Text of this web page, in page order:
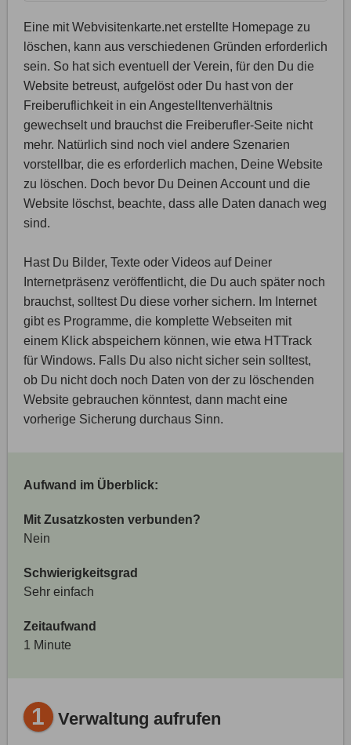
Eine mit Webvisitenkarte.net erstellte Homepage zu
löschen, kann aus verschiedenen Gründen erforderlich
sein. So hat sich eventuell der Verein, für den Du die
Website betreust, aufgelöst oder Du hast von der
Freiberuflichkeit in ein Angestelltenverhältnis
gewechselt und brauchst die Freiberufler-Seite nicht
mehr. Natürlich sind noch viel andere Szenarien
vorstellbar, die es erforderlich machen, Deine Website
zu löschen. Doch bevor Du Deinen Account und die
Website löschst, beachte, dass alle Daten danach weg
sind.
Hast Du Bilder, Texte oder Videos auf Deiner
Internetpräsenz veröffentlicht, die Du auch später noch
brauchst, solltest Du diese vorher sichern. Im Internet
gibt es Programme, die komplette Webseiten mit
einem Klick abspeichern können, wie etwa HTTrack
für Windows. Falls Du also nicht sicher sein solltest,
ob Du nicht doch noch Daten von der zu löschenden
Website gebrauchen könntest, dann macht eine
vorherige Sicherung durchaus Sinn.
Aufwand im Überblick:
Mit Zusatzkosten verbunden?
Nein
Schwierigkeitsgrad
Sehr einfach
Zeitaufwand
1 Minute
1 Verwaltung aufrufen